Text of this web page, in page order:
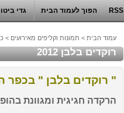
RSS הפוך לעמוד הבית גדי
עמוד הבית > תמונות וקליפים מאירועים >
רוקדים בלבן 2012
" רוקדים בלבן " בכפר
הרקדה חגיגית ומגוונת